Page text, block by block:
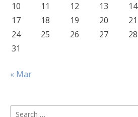
10
11 12 13 14
17
18 19 20 21
24
25 26 27 28
31
« Mar
Search